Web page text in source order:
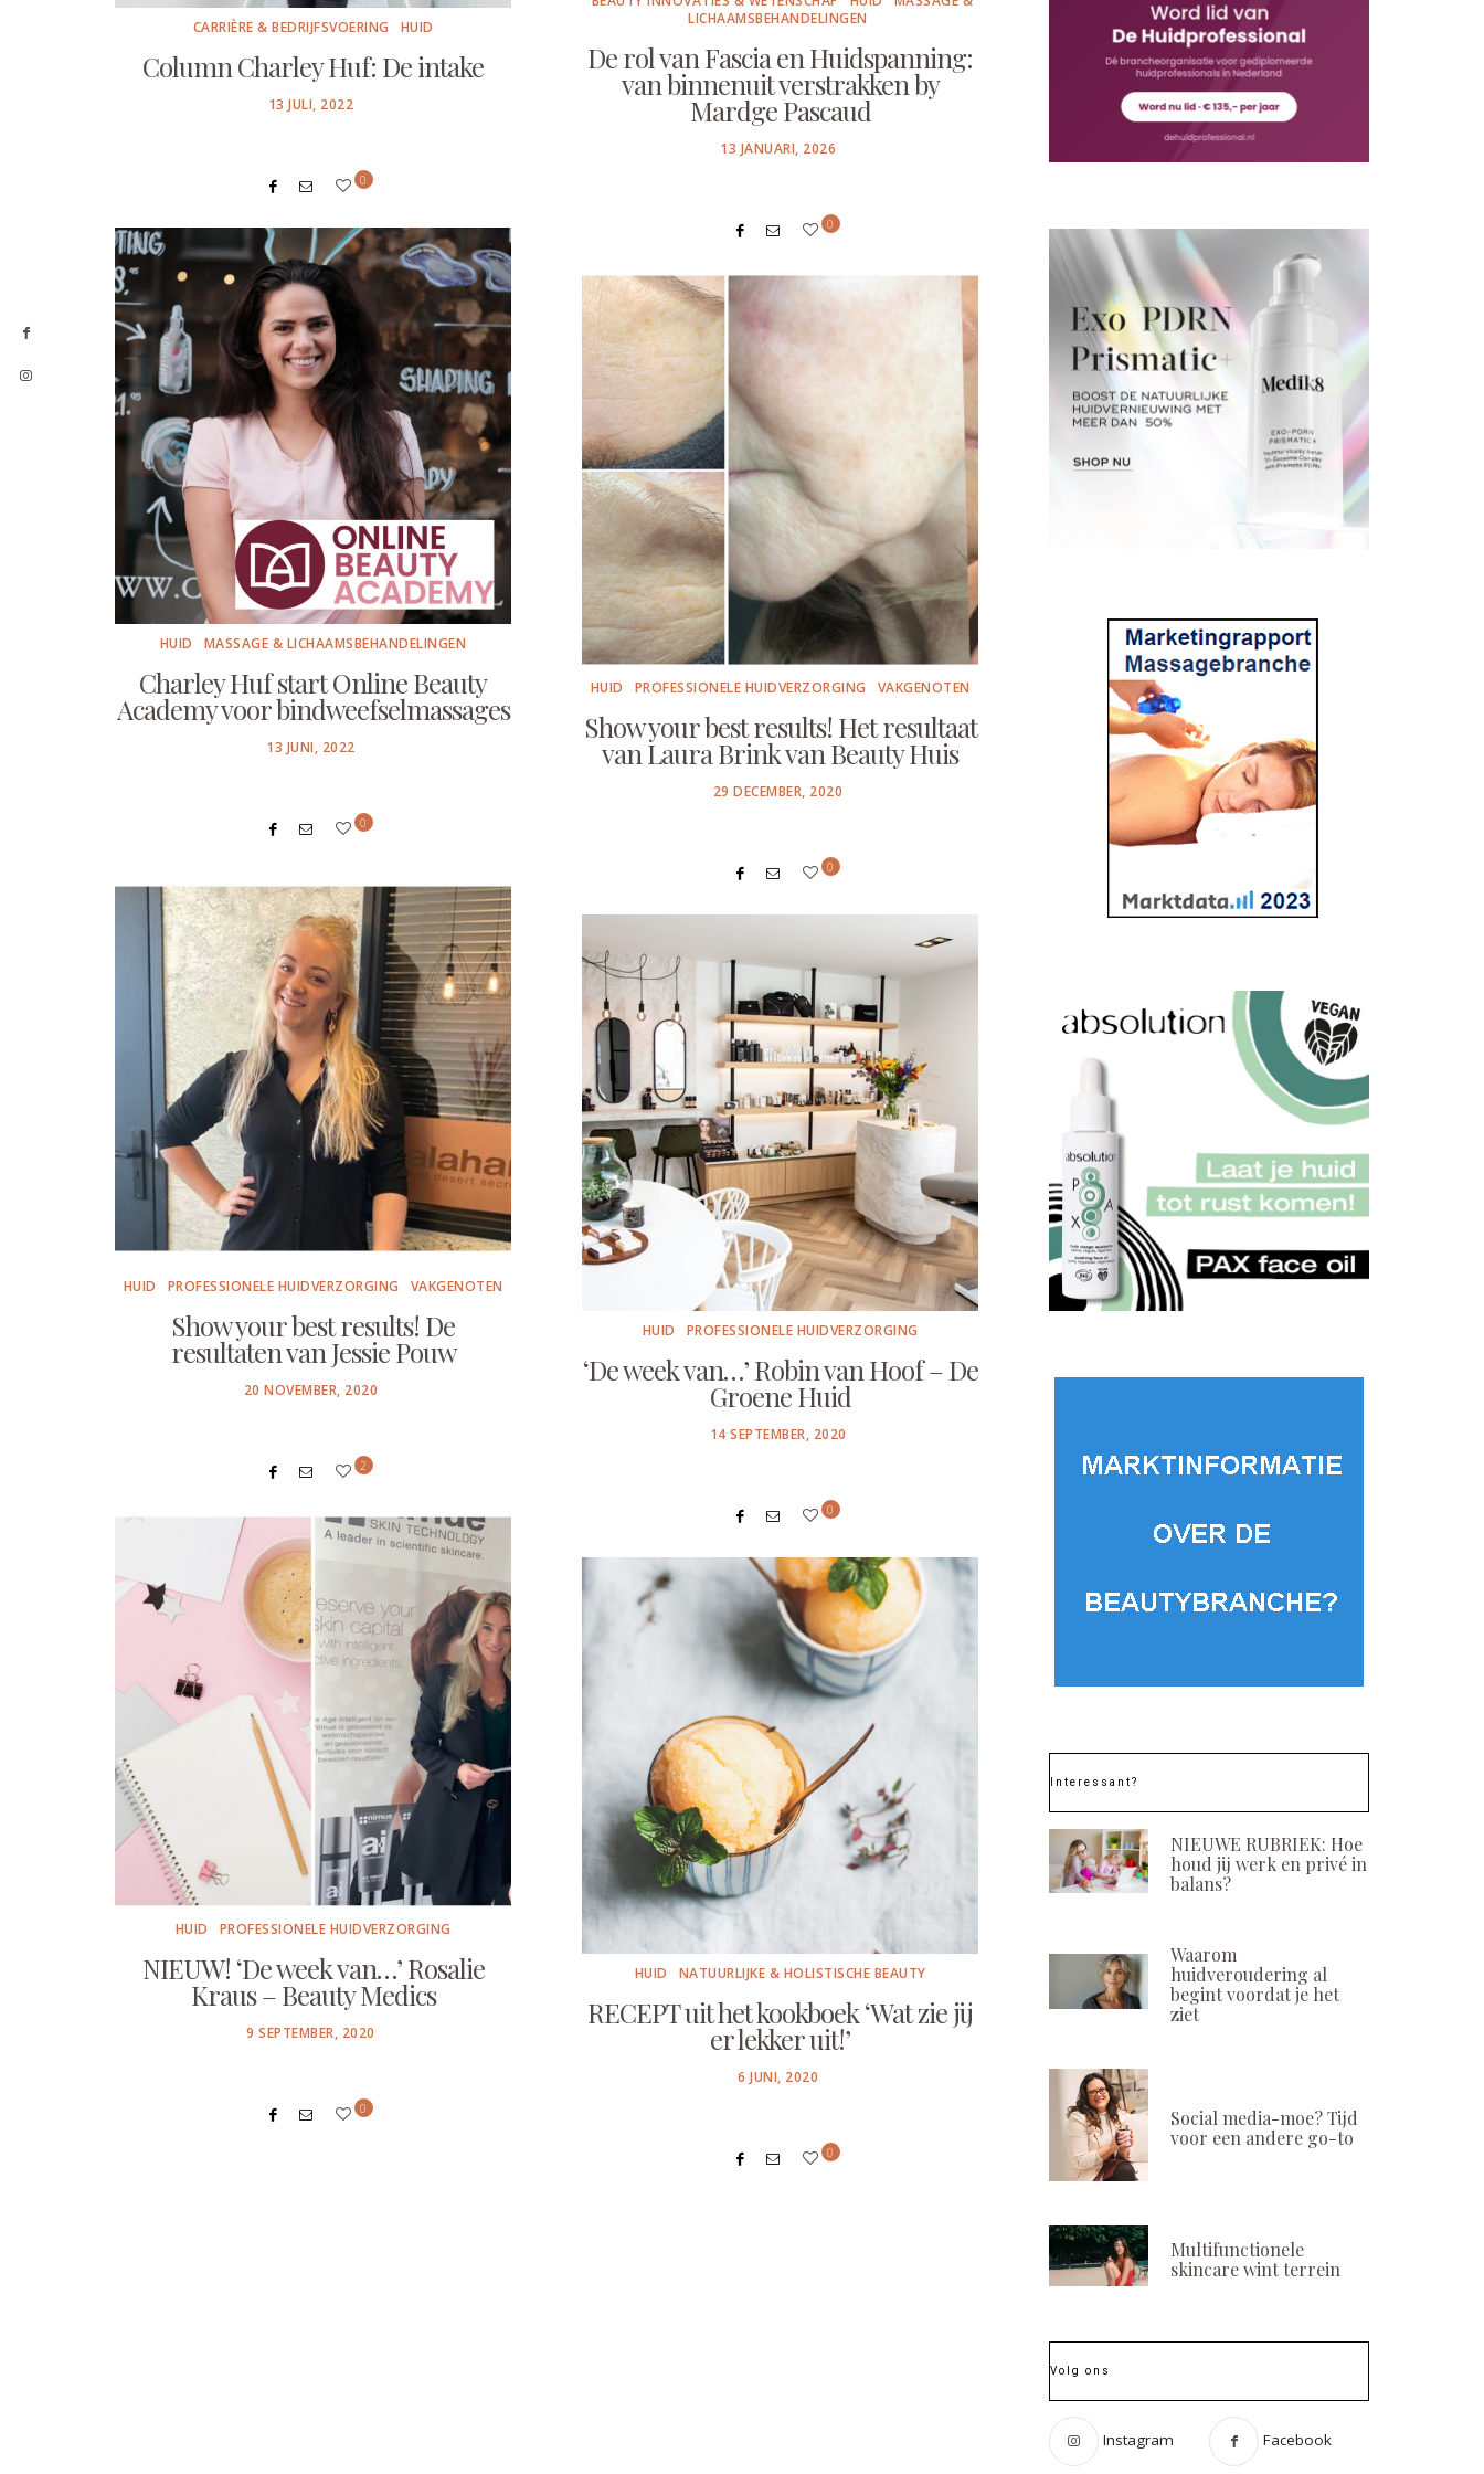
LICHAAMSBEHANDELINGEN
De rol van Fascia en Huidspanning:
van binnenuit verstrakken by
Mardge Pascaud
POSTED
13 JANUARI, 2026
0
CARRIÈRE & BEDRIJFSVOERING HUID
Column Charley Huf: De intake
POSTED
13 JULI, 2022
0
HUID MASSAGE & LICHAAMSBEHANDELINGEN
Charley Huf start Online Beauty
Academy voor bindweefselmassages
POSTED
13 JUNI, 2022
0
HUID PROFESSIONELE HUIDVERZORGING VAKGENOTEN
Show your best results! Het resultaat
van Laura Brink van Beauty Huis
POSTED
29 DECEMBER, 2020
0
HUID PROFESSIONELE HUIDVERZORGING VAKGENOTEN
Show your best results! De
resultaten van Jessie Pouw
POSTED
20 NOVEMBER, 2020
2
HUID PROFESSIONELE HUIDVERZORGING
‘De week van…’ Robin van Hoof – De
Groene Huid
POSTED
14 SEPTEMBER, 2020
0
HUID PROFESSIONELE HUIDVERZORGING
NIEUW! ‘De week van…’ Rosalie
Kraus – Beauty Medics
POSTED
9 SEPTEMBER, 2020
0
HUID NATUURLIJKE & HOLISTISCHE BEAUTY
RECEPT uit het kookboek ‘Wat zie jij
er lekker uit!’
POSTED
6 JUNI, 2020
0
Interessant?
NIEUWE RUBRIEK: Hoe
houd jij werk en privé in
balans?
Waarom
huidveroudering al
begint voordat je het
ziet
Social media-moe? Tijd
voor een andere go-to
Multifunctionele
skincare wint terrein
Volg ons
Instagram Facebook